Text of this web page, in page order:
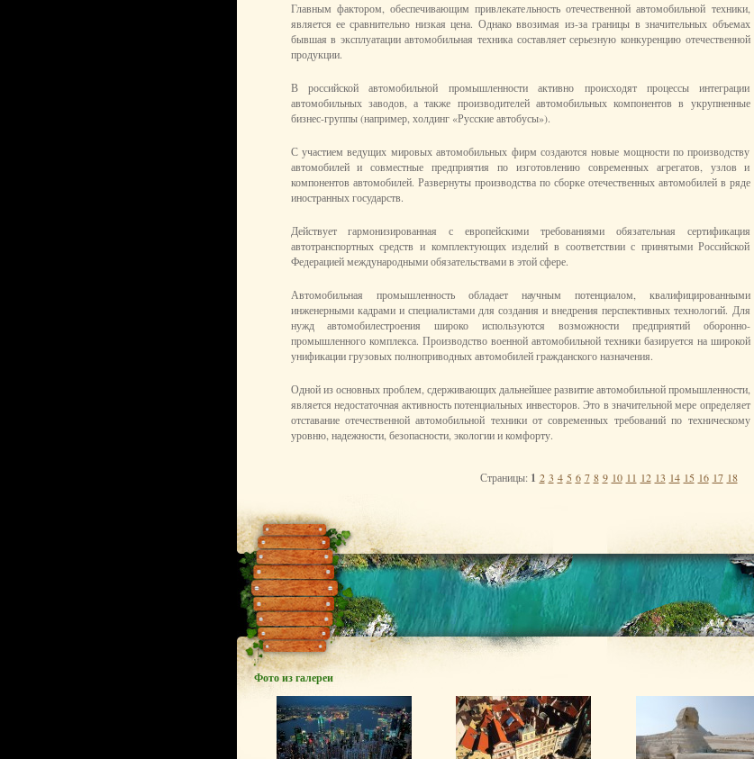
Главным фактором, обеспечивающим привлекательность отечественной автомобильной техники,
является ее сравнительно низкая цена. Однако ввозимая из-за границы в значительных объемах
бывшая в эксплуатации автомобильная техника составляет серьезную конкуренцию отечественной
продукции.
В российской автомобильной промышленности активно происходят процессы интеграции
автомобильных заводов, а также производителей автомобильных компонентов в укрупненные
бизнес-группы (например, холдинг «Русские автобусы»).
С участием ведущих мировых автомобильных фирм создаются новые мощности по производству
автомобилей и совместные предприятия по изготовлению современных агрегатов, узлов и
компонентов автомобилей. Развернуты производства по сборке отечественных автомобилей в ряде
иностранных государств.
Действует гармонизированная с европейскими требованиями обязательная сертификация
автотранспортных средств и комплектующих изделий в соответствии с принятыми Российской
Федерацией международными обязательствами в этой сфере.
Автомобильная промышленность обладает научным потенциалом, квалифицированными
инженерными кадрами и специалистами для создания и внедрения перспективных технологий. Для
нужд автомобилестроения широко используются возможности предприятий оборонно-
промышленного комплекса. Производство военной автомобильной техники базируется на широкой
унификации грузовых полноприводных автомобилей гражданского назначения.
Одной из основных проблем, сдерживающих дальнейшее развитие автомобильной промышленности,
является недостаточная активность потенциальных инвесторов. Это в значительной мере определяет
отставание отечественной автомобильной техники от современных требований по техническому
уровню, надежности, безопасности, экологии и комфорту.
Страницы: 1 2 3 4 5 6 7 8 9 10 11 12 13 14 15 16 17 18
Фото из галереи